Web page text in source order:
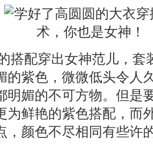
搭配穿出女神范儿，套
的紫色，微微低头令人
明媚的不可方物。但是
为鲜艳的紫色搭配，而
，颜色不尽相同有些许